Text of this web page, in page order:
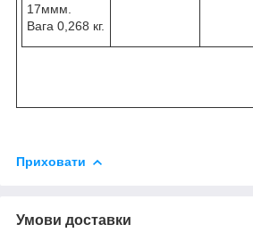
17ммм.
Вага 0,268 кг.
Приховати
Умови доставки